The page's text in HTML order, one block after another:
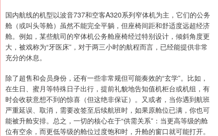
国内航线的机型以波音737和空客A320系列窄体机为主，它们的公务
舱（或叫头等舱）虽然不能完全平躺，但座椅间距和舒适度远超经济
舱。例如，某些航司的窄体机公务舱座椅经过特别设计，倾斜角度更
大，被戏称为“牙医床”，对于两三小时的航程而言，已经能提供非常
充分的休息。
除了超售和会员身份，还有一些非常规但可能奏效的“玄学”。比如，
在生日、蜜月等特殊日子出行，提前礼貌地告知值机柜台或机组，有
时会收获意想不到的惊喜（但这绝非保证）。又或者，当你遇到航班
严重延误、取消，需要改签至后续航班时，如果原舱位已满，你也可
能被升舱安排。总之，一切的核心在于“供需关系”：当更高等级的舱
位有空余，而更低等级的舱位过度饱和时，升舱的窗口就可能打开。